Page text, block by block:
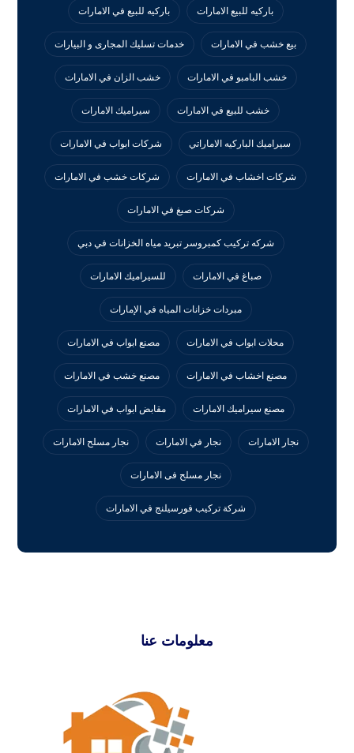
باركيه للبيع الامارات باركيه للبيع في الامارات
بيع خشب في الامارات خدمات تسليك المجارى و البيارات
خشب البامبو في الامارات خشب الزان في الامارات
خشب للبيع في الامارات سيراميك الامارات
سيراميك الباركيه الاماراتي شركات ابواب في الامارات
شركات اخشاب في الامارات شركات خشب في الامارات
شركات صبغ في الامارات
شركه تركيب كمبروسر تبريد مياه الخزانات في دبي
صباغ في الامارات للسيراميك الامارات
مبردات خزانات المياه في الإمارات
محلات ابواب في الامارات مصنع ابواب في الامارات
مصنع اخشاب في الامارات مصنع خشب في الامارات
مصنع سيراميك الامارات مقابض ابواب في الامارات
نجار الامارات نجار في الامارات نجار مسلح الامارات
نجار مسلح فى الامارات
‏شركة تركيب فورسيلنج في الامارات
معلومات عنا